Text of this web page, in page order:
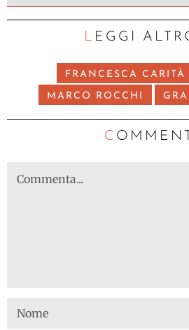
LEGGI
FRANCESCA CARITÀ
MARCO ROCCHI
C